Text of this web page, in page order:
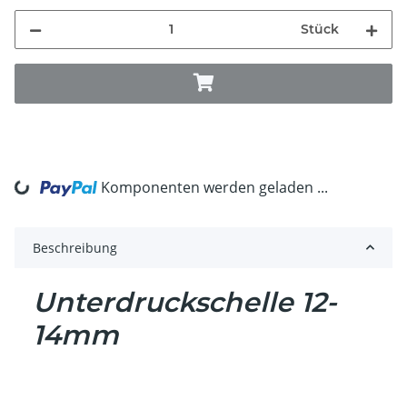
Stück
Loading... Komponenten werden geladen ...
Beschreibung
Unterdruckschelle 12-
14mm